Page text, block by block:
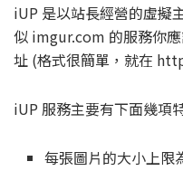
iUP 是以站長經營的虛擬
似 imgur.com 的服務你
址 (格式很簡單，就在
iUP 服務主要有下面幾項
每張圖片的大小上限